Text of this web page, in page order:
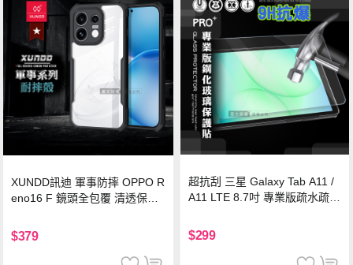
XUNDD訊迪 軍事防摔 OPPO R
eno16 F 鏡頭全包覆 清透保護
$379
超抗刮 三星 Galaxy Tab A11 /
A11 LTE 8.7吋 專業版疏水疏油
$299